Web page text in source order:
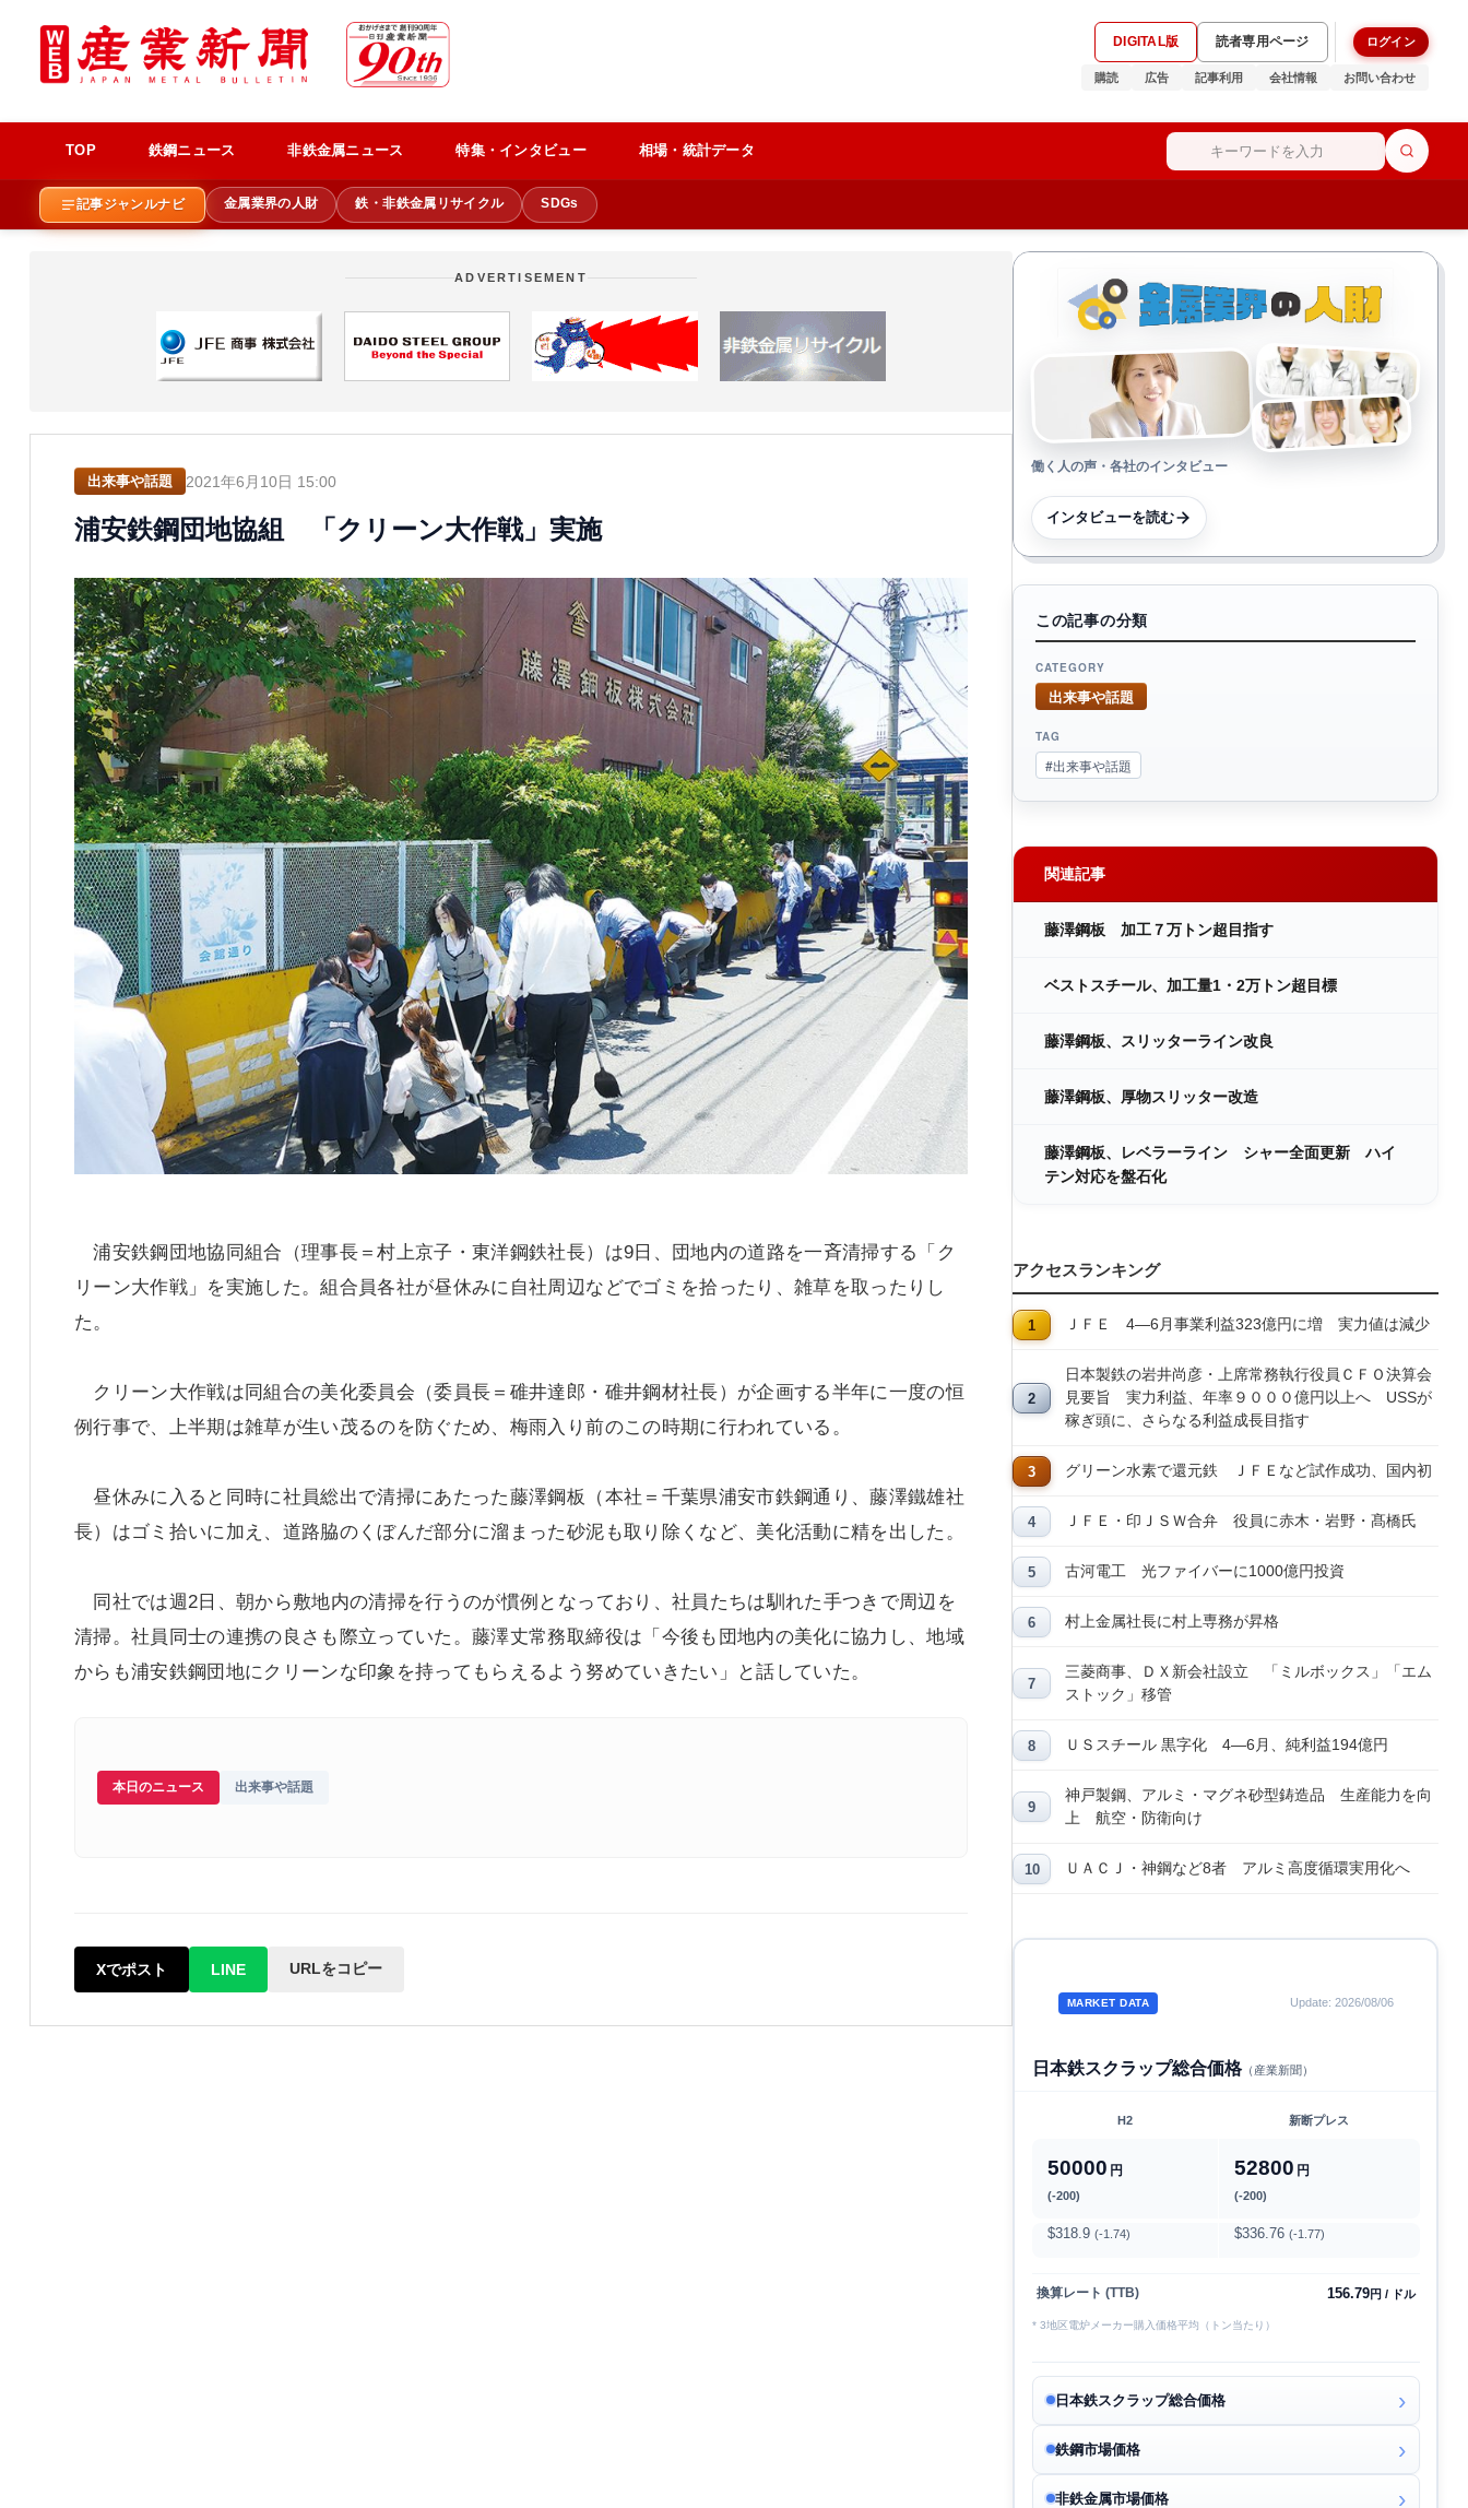
DIGITAL版 読者専用ページ ログイン
購読 広告 記事利用 会社情報 お問い合わせ
TOP 鉄鋼ニュース 非鉄金属ニュース 特集・インタビュー 相場・統計データ
記事ジャンルナビ 金属業界の人財 鉄・非鉄金属リサイクル SDGs
ADVERTISEMENT
出来事や話題 2021年6月10日 15:00
浦安鉄鋼団地協組 「クリーン大作戦」実施
浦安鉄鋼団地協同組合（理事長＝村上京子・東洋鋼鉄社長）は9日、団地内の道路を一斉清掃する「ク
リーン大作戦」を実施した。組合員各社が昼休みに自社周辺などでゴミを拾ったり、雑草を取ったりし
た。
クリーン大作戦は同組合の美化委員会（委員長＝碓井達郎・碓井鋼材社長）が企画する半年に一度の恒
例行事で、上半期は雑草が生い茂るのを防ぐため、梅雨入り前のこの時期に行われている。
昼休みに入ると同時に社員総出で清掃にあたった藤澤鋼板（本社＝千葉県浦安市鉄鋼通り、藤澤鐵雄社
長）はゴミ拾いに加え、道路脇のくぼんだ部分に溜まった砂泥も取り除くなど、美化活動に精を出した。
同社では週2日、朝から敷地内の清掃を行うのが慣例となっており、社員たちは馴れた手つきで周辺を
清掃。社員同士の連携の良さも際立っていた。藤澤丈常務取締役は「今後も団地内の美化に協力し、地域
からも浦安鉄鋼団地にクリーンな印象を持ってもらえるよう努めていきたい」と話していた。
本日のニュース 出来事や話題
Xでポスト LINE URLをコピー
働く人の声・各社のインタビュー
インタビューを読む
この記事の分類
CATEGORY
出来事や話題
TAG
#出来事や話題
関連記事
藤澤鋼板 加工７万トン超目指す
ベストスチール、加工量1・2万トン超目標
藤澤鋼板、スリッターライン改良
藤澤鋼板、厚物スリッター改造
藤澤鋼板、レベラーライン シャー全面更新 ハイ
テン対応を盤石化
アクセスランキング
ＪＦＥ 4―6月事業利益323億円に増 実力値は減少
日本製鉄の岩井尚彦・上席常務執行役員ＣＦＯ決算会
見要旨 実力利益、年率９０００億円以上へ USSが
稼ぎ頭に、さらなる利益成長目指す
グリーン水素で還元鉄 ＪＦＥなど試作成功、国内初
ＪＦＥ・印ＪＳＷ合弁 役員に赤木・岩野・髙橋氏
古河電工 光ファイバーに1000億円投資
村上金属社長に村上専務が昇格
三菱商事、ＤＸ新会社設立 「ミルボックス」「エム
ストック」移管
ＵＳスチール 黒字化 4―6月、純利益194億円
神戸製鋼、アルミ・マグネ砂型鋳造品 生産能力を向
上 航空・防衛向け
ＵＡＣＪ・神鋼など8者 アルミ高度循環実用化へ
MARKET DATA Update: 2026/08/06
日本鉄スクラップ総合価格（産業新聞）
H2 新断プレス
50000 円
(-200)
52800 円
(-200)
$318.9 (-1.74) $336.76 (-1.77)
換算レート (TTB) 156.79円 / ドル
* 3地区電炉メーカー購入価格平均（トン当たり）
日本鉄スクラップ総合価格
鉄鋼市場価格
非鉄金属市場価格